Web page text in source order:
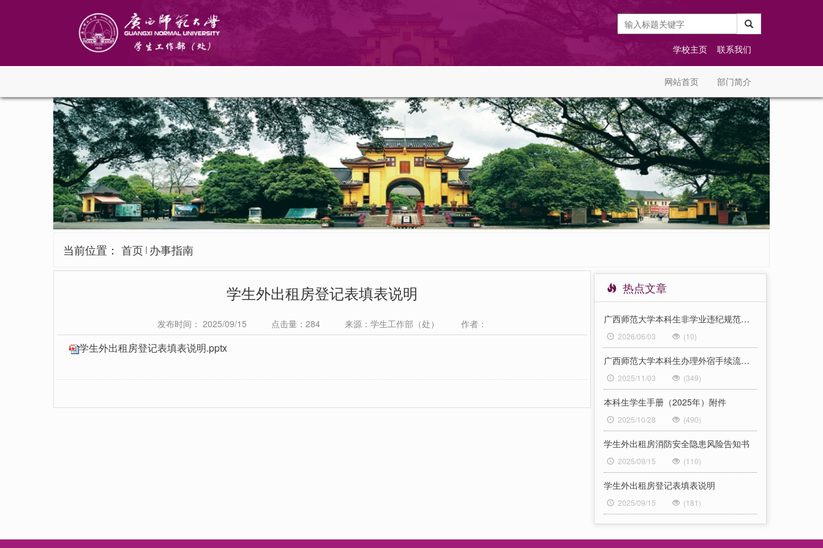
学校主页 联系我们
网站首页 部门简介
当前位置： 首页 办事指南
学生外出租房登记表填表说明
发布时间： 2025/09/15 点击量： 284 来源：学生工作部（处） 作者：
学生外出租房登记表填表说明.pptx
热点文章
广西师范大学本科生非学业违纪规范化处置流程图
2026/06/03 (10)
广西师范大学本科生办理外宿手续流程图
2025/11/03 (349)
本科生学生手册（2025年）附件
2025/10/28 (490)
学生外出租房消防安全隐患风险告知书
2025/09/15 (110)
学生外出租房登记表填表说明
2025/09/15 (181)